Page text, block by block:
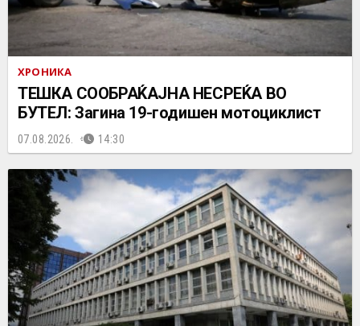
ХРОНИКА
ТЕШКА СООБРАЌАЈНА НЕСРЕЌА ВО
БУТЕЛ: Загина 19-годишен мотоциклист
07.08.2026. 14:30